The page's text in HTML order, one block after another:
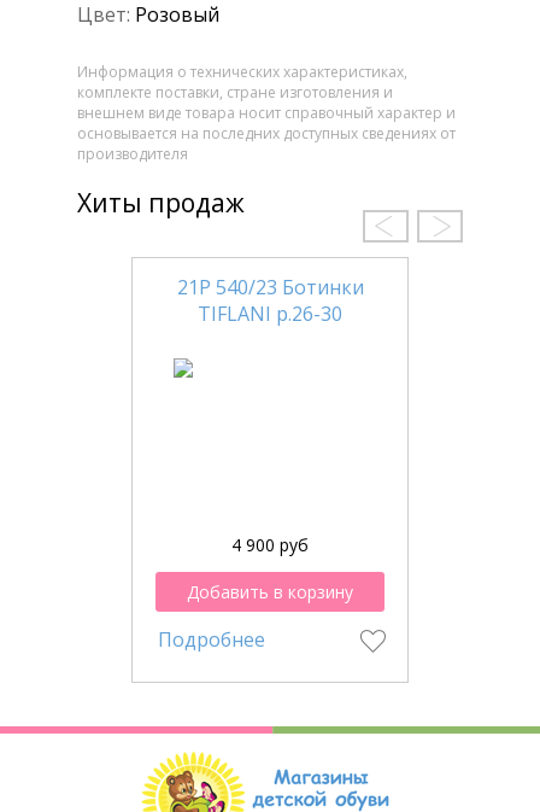
Цвет: Розовый
Информация о технических характеристиках,
комплекте поставки, стране изготовления и
внешнем виде товара носит справочный характер и
основывается на последних доступных сведениях от
производителя
Хиты продаж
21Р 540/23 Ботинки
TIFLANI р.26-30
4 900 руб
Добавить в корзину
Подробнее